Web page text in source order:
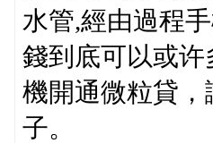
水管,經由過程
錢到底可以或
機開通微粒貸
子。